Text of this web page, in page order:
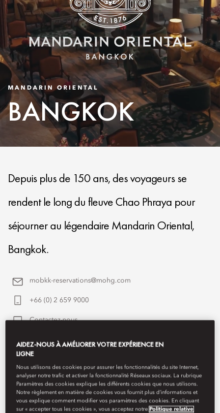
MANDARIN ORIENTAL
BANGKOK
Depuis plus de 150 ans, des voyageurs se
rendent le long du fleuve Chao Phraya pour
séjourner au légendaire Mandarin Oriental,
Bangkok.
mobkk-reservations@mohg.com
+66 (0) 2 659 9000
Contactez-nous
AIDEZ-NOUS À AMÉLIORER VOTRE EXPÉRIENCE EN
LIGNE
Nous utilisons des cookies pour assurer les fonctionnalités du site Internet,
analyser notre trafic et activer la fonctionnalité Réseaux sociaux. La rubrique
Paramètres des cookies explique les différents cookies que nous utilisons.
Notre règlement en matière de cookies vous fournit plus d’informations et
vous explique comment modifier vos paramètres des cookies. En cliquant
sur « accepter tous les cookies », vous acceptez notre Politique relative